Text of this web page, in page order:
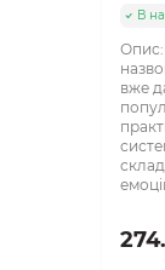
В
Опис:
вже